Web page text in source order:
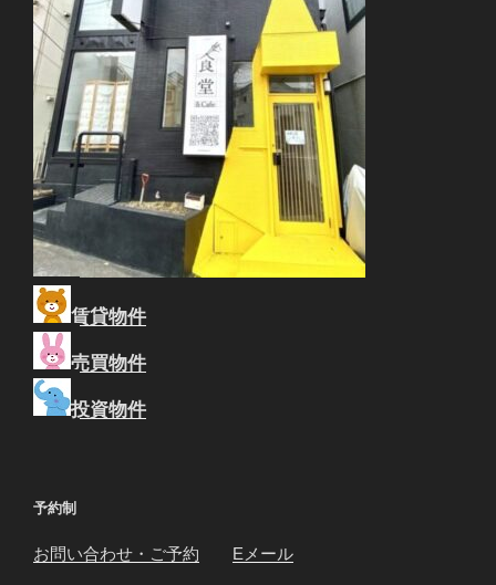
賃貸物件
売買物件
投資物件
予約制
お問い合わせ・ご予約 Eメール